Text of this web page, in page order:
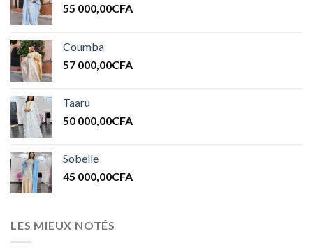
55 000,00CFA
Coumba
57 000,00CFA
Taaru
50 000,00CFA
Sobelle
45 000,00CFA
LES MIEUX NOTÉS